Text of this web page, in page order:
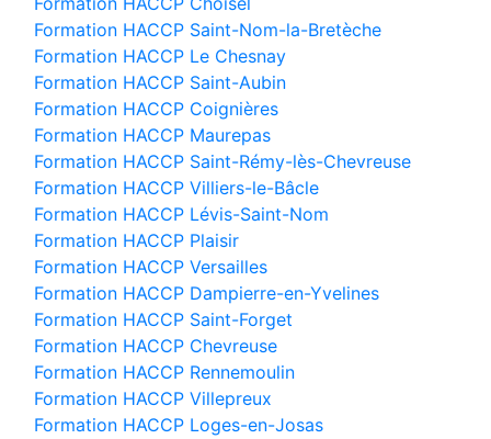
Formation HACCP Saint-Nom-la-Bretèche
Formation HACCP Le Chesnay
Formation HACCP Saint-Aubin
Formation HACCP Coignières
Formation HACCP Maurepas
Formation HACCP Saint-Rémy-lès-Chevreuse
Formation HACCP Villiers-le-Bâcle
Formation HACCP Lévis-Saint-Nom
Formation HACCP Plaisir
Formation HACCP Versailles
Formation HACCP Dampierre-en-Yvelines
Formation HACCP Saint-Forget
Formation HACCP Chevreuse
Formation HACCP Rennemoulin
Formation HACCP Villepreux
Formation HACCP Loges-en-Josas